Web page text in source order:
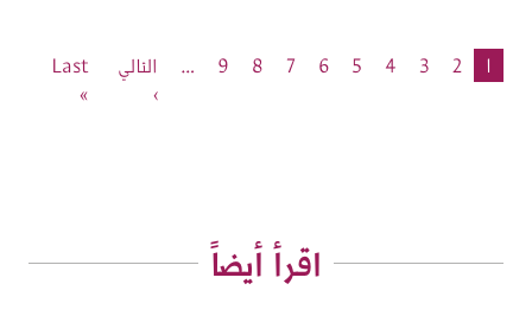
1
2
3
4
5
6
7
8
9
التالي
›
Next page
Last
»
page
اقرأ أيضاً